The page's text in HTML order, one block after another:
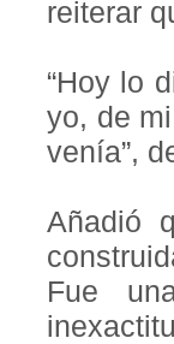
reiterar
“Hoy lo
yo, de
venía”,
Añadió
Fue